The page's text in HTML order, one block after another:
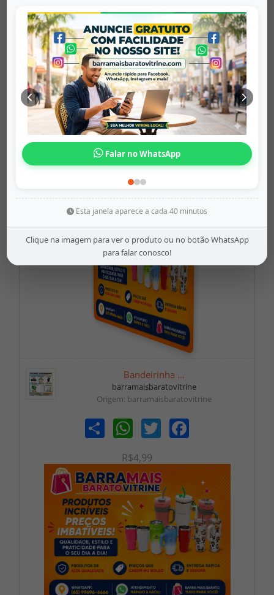
Falar no WhatsApp
Esta janela aparece a cada 40 minutos
Clique na imagem para ver o produto ou no botão WhatsApp
para falar conosco!
Mouse Xtrad U...
barramaisbaratovitrine
Origem: barramaisbaratovitrine
R$13,99
Bandeirinha ...
barramaisbaratovitrine
Origem: barramaisbaratovitrine
Share WhatsAppTwitter Facebook
R$4,99